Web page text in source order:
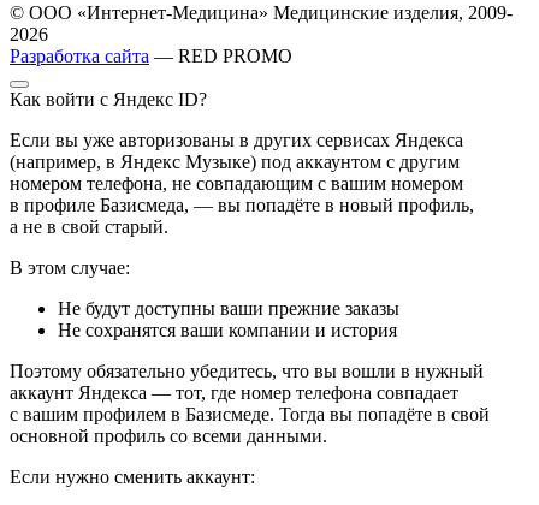
© ООО «Интернет-Медицина» Медицинские изделия, 2009-
2026
Разработка сайта — RED PROMO
Как войти с Яндекс ID?
Если вы уже авторизованы в других сервисах Яндекса
(например, в Яндекс Музыке) под аккаунтом с другим
номером телефона, не совпадающим с вашим номером
в профиле Базисмеда, — вы попадёте в новый профиль,
а не в свой старый.
В этом случае:
Не будут доступны ваши прежние заказы
Не сохранятся ваши компании и история
Поэтому обязательно убедитесь, что вы вошли в нужный
аккаунт Яндекса — тот, где номер телефона совпадает
с вашим профилем в Базисмеде. Тогда вы попадёте в свой
основной профиль со всеми данными.
Если нужно сменить аккаунт: